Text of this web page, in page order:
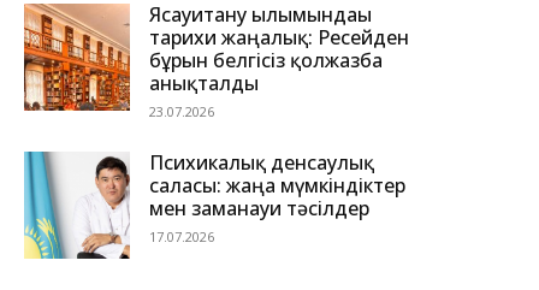
Ясауитану ғылымындағы
тарихи жаңалық: Ресейден
бұрын белгісіз қолжазба
анықталды
23.07.2026
Психикалық денсаулық
саласы: жаңа мүмкіндіктер
мен заманауи тәсілдер
17.07.2026